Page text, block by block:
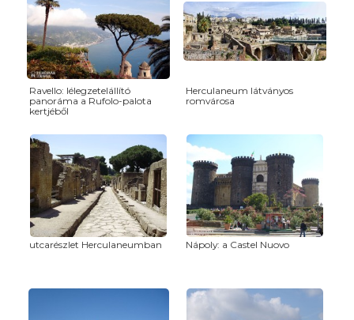
Ravello: lélegzetelállító
panoráma a Rufolo-palota
kertjéből
Herculaneum látványos
romvárosa
utcarészlet Herculaneumban Nápoly: a Castel Nuovo